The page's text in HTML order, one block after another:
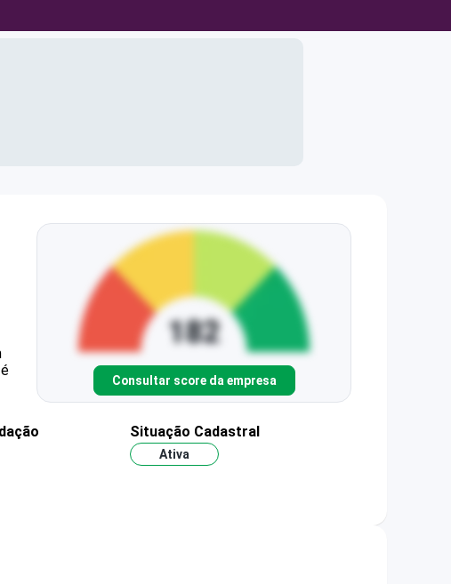
Consultar score da empresa
Situação Cadastral
Ativa